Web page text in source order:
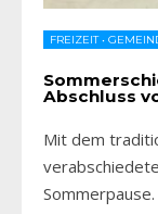
FREIZEIT•
Abschluss
Mit dem